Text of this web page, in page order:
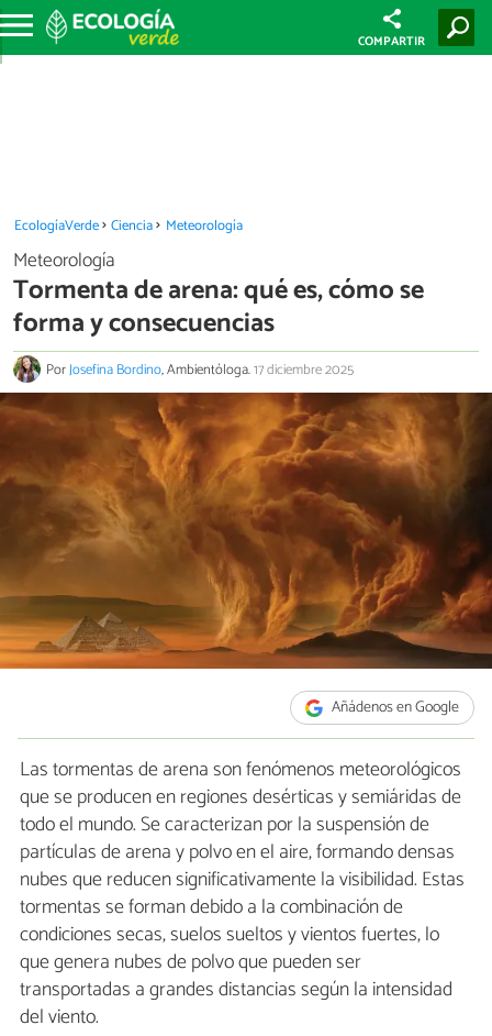
COMPARTIR
EcologíaVerde Ciencia Meteorología
Meteorología
Tormenta de arena: qué es, cómo se
forma y consecuencias
PorJosefina Bordino, Ambientóloga.17 diciembre 2025
Añádenos en Google
Las tormentas de arena son fenómenos meteorológicos
que se producen en regiones desérticas y semiáridas de
todo el mundo. Se caracterizan por la suspensión de
partículas de arena y polvo en el aire, formando densas
nubes que reducen significativamente la visibilidad. Estas
tormentas se forman debido a la combinación de
condiciones secas, suelos sueltos y vientos fuertes, lo
que genera nubes de polvo que pueden ser
transportadas a grandes distancias según la intensidad
del viento.